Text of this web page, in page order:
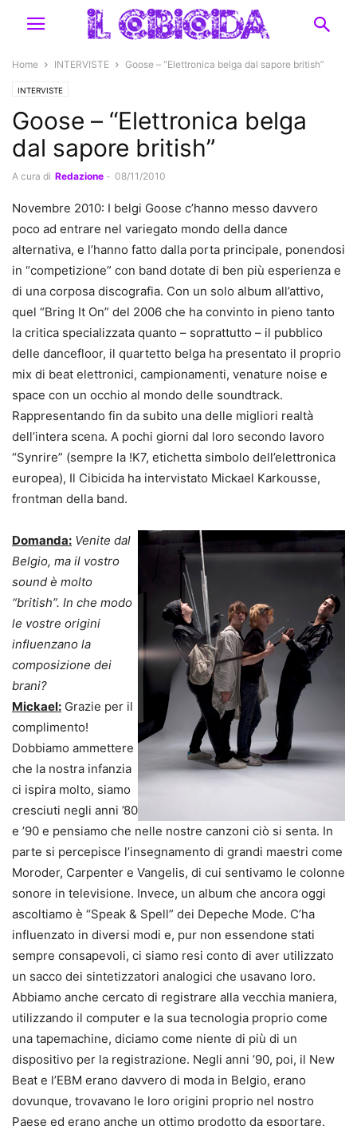
Home INTERVISTE Goose – “Elettronica belga dal sapore british”
INTERVISTE
Goose – “Elettronica belga
dal sapore british”
A cura di Redazione - 08/11/2010
Novembre 2010: I belgi Goose c’hanno messo davvero
poco ad entrare nel variegato mondo della dance
alternativa, e l’hanno fatto dalla porta principale, ponendosi
in “competizione” con band dotate di ben più esperienza e
di una corposa discografia. Con un solo album all’attivo,
quel “Bring It On” del 2006 che ha convinto in pieno tanto
la critica specializzata quanto – soprattutto – il pubblico
delle dancefloor, il quartetto belga ha presentato il proprio
mix di beat elettronici, campionamenti, venature noise e
space con un occhio al mondo delle soundtrack.
Rappresentando fin da subito una delle migliori realtà
dell’intera scena. A pochi giorni dal loro secondo lavoro
“Synrire” (sempre la !K7, etichetta simbolo dell’elettronica
europea), Il Cibicida ha intervistato Mickael Karkousse,
frontman della band.
Domanda: Venite dal
Belgio, ma il vostro
sound è molto
“british”. In che modo
le vostre origini
influenzano la
composizione dei
brani?
Mickael: Grazie per il
complimento!
Dobbiamo ammettere
che la nostra infanzia
ci ispira molto, siamo
cresciuti negli anni ’80
e ’90 e pensiamo che nelle nostre canzoni ciò si senta. In
parte si percepisce l’insegnamento di grandi maestri come
Moroder, Carpenter e Vangelis, di cui sentivamo le colonne
sonore in televisione. Invece, un album che ancora oggi
ascoltiamo è “Speak & Spell” dei Depeche Mode. C’ha
influenzato in diversi modi e, pur non essendone stati
sempre consapevoli, ci siamo resi conto di aver utilizzato
un sacco dei sintetizzatori analogici che usavano loro.
Abbiamo anche cercato di registrare alla vecchia maniera,
utilizzando il computer e la sua tecnologia proprio come
una tapemachine, diciamo come niente di più di un
dispositivo per la registrazione. Negli anni ’90, poi, il New
Beat e l’EBM erano davvero di moda in Belgio, erano
dovunque, trovavano le loro origini proprio nel nostro
Paese ed erano anche un ottimo prodotto da esportare.